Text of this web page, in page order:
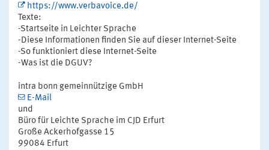
https://www.verbavoice.de/
Texte:
-Startseite in Leichter Sprache
-Diese Informationen finden Sie auf dieser Internet-Seite
-So funktioniert diese Internet-Seite
-Was ist die DGUV?
intra bonn gemeinnützige GmbH
E-Mail
und
Büro für Leichte Sprache im CJD Erfurt
Große Ackerhofgasse 15
99084 Erfurt